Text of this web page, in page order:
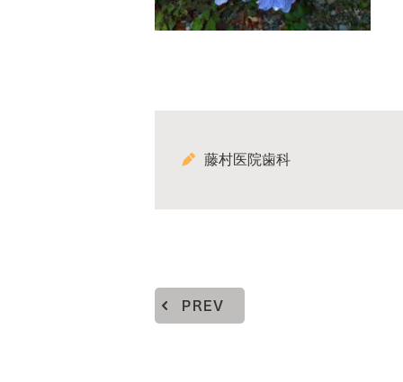
藤村医院歯科
PREV